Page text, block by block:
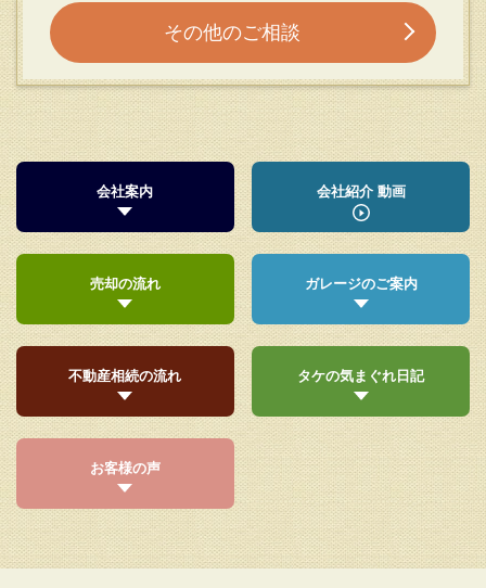
その他のご相談
会社案内 会社紹介 動画
売却の流れ ガレージのご案内
不動産相続の流れ タケの気まぐれ日記
お客様の声